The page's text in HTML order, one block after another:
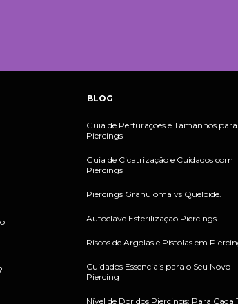
BLOG
Guia de Perfurações e Tamanhos para
Piercings
Guia de Cicatrização e Cuidados com
Piercings
Piercings Granuloma vs Queloide.
Autoclave Esterilização Piercings
Riscos de Argolas e Pistolas em
Cuidados Essenciais para o Seu Novo
Piercing
Nível de Dor dos Piercings: Para Cada